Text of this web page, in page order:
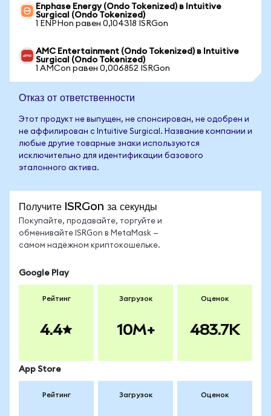
Enphase Energy (Ondo Tokenized) в Intuitive
Surgical (Ondo Tokenized)
1 ENPHon равен 0,104318 ISRGon
AMC Entertainment (Ondo Tokenized) в Intuitive
Surgical (Ondo Tokenized)
1 AMCon равен 0,006852 ISRGon
Отказ от ответственности
Этот продукт не выпущен, не спонсирован, не одобрен и
не аффилирован с Intuitive Surgical. Название компании и
любые другие товарные знаки используются
исключительно для идентификации базового
эталонного актива.
Получите ISRGon за секунды
Покупайте, продавайте, торгуйте и
обменивайте ISRGon в MetaMask —
самом надёжном криптокошельке.
Google Play
Рейтинг
4.4
Загрузок
10M+
Оценок
483.7K
App Store
Рейтинг Загрузок Оценок